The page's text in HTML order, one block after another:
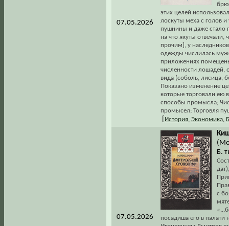
07.05.2026
этих целей
лоскуты меха с голов
пушнины и даже стало
на что якуты
прочим], у
одежды числилась
приложениях
численности лошадей,
вида (соболь, лисица,
Показано изменение
которые торговали ею
способы промысла;
промысел; Торговля
История Экономика
07.05.2026
Б.
с
посадиша его в